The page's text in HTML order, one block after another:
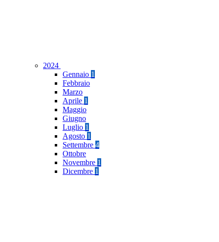
2024
Gennaio 1
Febbraio
Marzo
Aprile 1
Maggio
Giugno
Luglio 1
Agosto 1
Settembre 4
Ottobre
Novembre 1
Dicembre 1